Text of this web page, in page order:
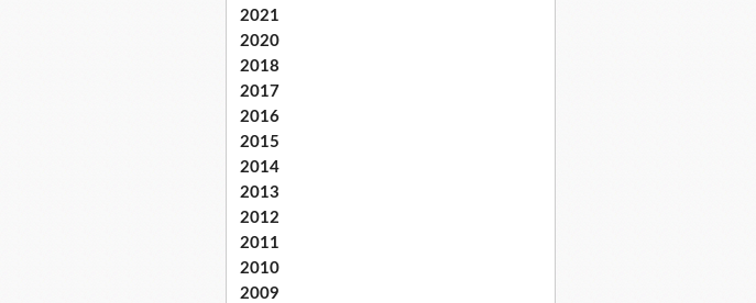
2021
2020
2018
2017
2016
2015
2014
2013
2012
2011
2010
2009